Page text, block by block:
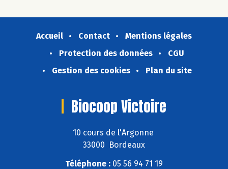
Accueil Contact
Mentions légales
Protection des données
CGU
Gestion des cookies
Plan du site
Biocoop Victoire
10 cours de l'Argonne
33000 Bordeaux
Téléphone : 05 56 94 71 19